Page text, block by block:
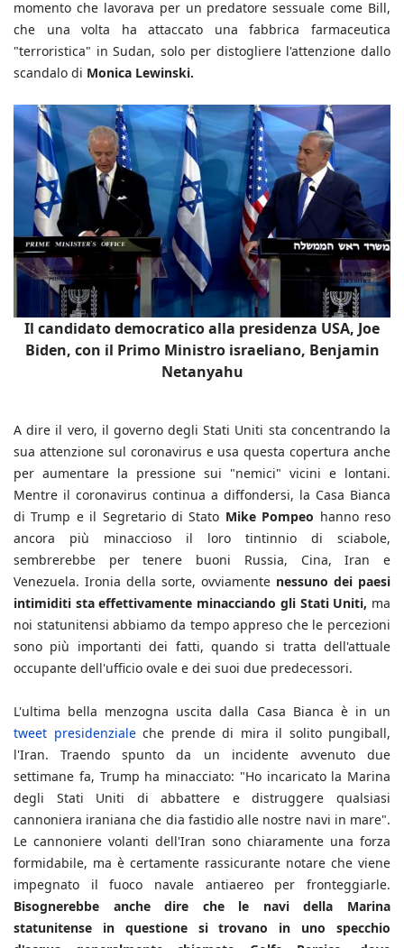
momento che lavorava per un predatore sessuale come Bill,
che una volta ha attaccato una fabbrica farmaceutica
"terroristica" in Sudan, solo per distogliere l'attenzione dallo
scandalo di Monica Lewinski.
Il candidato democratico alla presidenza USA, Joe
Biden, con il Primo Ministro israeliano, Benjamin
Netanyahu
A dire il vero, il governo degli Stati Uniti sta concentrando la
sua attenzione sul coronavirus e usa questa copertura anche
per aumentare la pressione sui "nemici" vicini e lontani.
Mentre il coronavirus continua a diffondersi, la Casa Bianca
di Trump e il Segretario di Stato Mike Pompeo hanno reso
ancora più minaccioso il loro tintinnio di sciabole,
sembrerebbe per tenere buoni Russia, Cina, Iran e
Venezuela. Ironia della sorte, ovviamente nessuno dei paesi
intimiditi sta effettivamente minacciando gli Stati Uniti, ma
noi statunitensi abbiamo da tempo appreso che le percezioni
sono più importanti dei fatti, quando si tratta dell'attuale
occupante dell'ufficio ovale e dei suoi due predecessori.
L'ultima bella menzogna uscita dalla Casa Bianca è in un
tweet presidenzialeche prende di mira il solito pungiball,
l'Iran. Traendo spunto da un incidente avvenuto due
settimane fa, Trump ha minacciato: "Ho incaricato la Marina
degli Stati Uniti di abbattere e distruggere qualsiasi
cannoniera iraniana che dia fastidio alle nostre navi in mare".
Le cannoniere volanti dell'Iran sono chiaramente una forza
formidabile, ma è certamente rassicurante notare che viene
impegnato il fuoco navale antiaereo per fronteggiarle.
Bisognerebbe anche dire che le navi della Marina
statunitense in questione si trovano in uno specchio